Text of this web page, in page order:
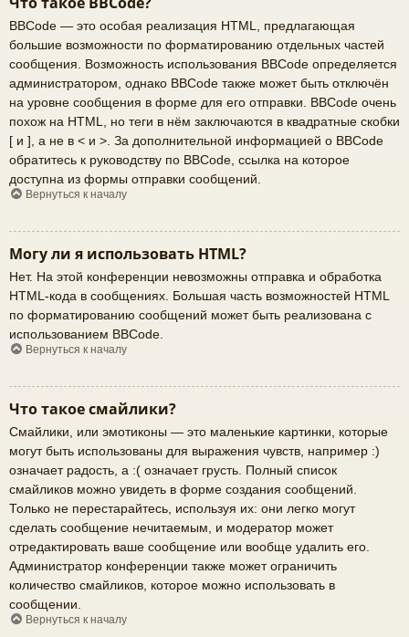
BBCode — это особая реализация HTML, предлагающая
большие возможности по форматированию отдельных частей
сообщения. Возможность использования BBCode определяется
администратором, однако BBCode также может быть отключён
на уровне сообщения в форме для его отправки. BBCode очень
похож на HTML, но теги в нём заключаются в квадратные скобки
[ и ], а не в < и >. За дополнительной информацией о BBCode
обратитесь к руководству по BBCode, ссылка на которое
доступна из формы отправки сообщений.
Вернуться к началу
Могу ли я использовать HTML?
Нет. На этой конференции невозможны отправка и обработка
HTML-кода в сообщениях. Большая часть возможностей HTML
по форматированию сообщений может быть реализована с
использованием BBCode.
Вернуться к началу
Что такое смайлики?
Смайлики, или эмотиконы — это маленькие картинки, которые
могут быть использованы для выражения чувств, например :)
означает радость, а :( означает грусть. Полный список
смайликов можно увидеть в форме создания сообщений.
Только не перестарайтесь, используя их: они легко могут
сделать сообщение нечитаемым, и модератор может
отредактировать ваше сообщение или вообще удалить его.
Администратор конференции также может ограничить
количество смайликов, которое можно использовать в
сообщении.
Вернуться к началу